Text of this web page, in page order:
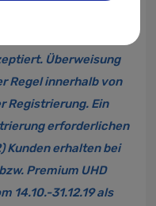
Überweisung
Regel innerhalb von
Registrierung. Ein
erforderlichen
Kunden erhalten bei
Premium UHD
14.10.-31.12.19 als